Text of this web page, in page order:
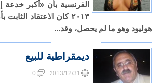
الفرنسية بأن «أكبر
٢٠١٣ كان الاعتقاد
هوليود وهو ما لم يحصل، وقد...
ديمقراطية للبيع
2013/12/31
0